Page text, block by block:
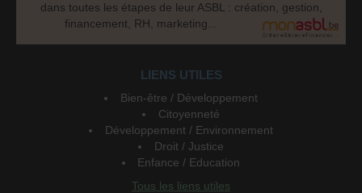
dans toutes les étapes de leur ASBL : création, gestion,
financement, RH, marketing...
LIENS UTILES
Bien-être / Développement
Citoyenneté
Développement / Environnement
Droit / Justice
Enfance / Education
Tous les liens utiles